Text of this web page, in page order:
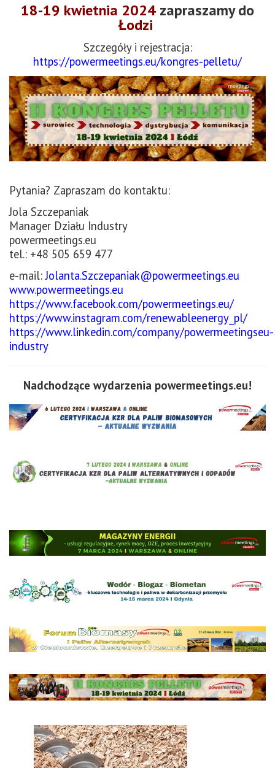
18-19 kwietnia 2024 zapraszamy do
Łodzi
Szczegóły i rejestracja:
https://powermeetings.eu/kongres-pelletu/
Pytania? Zapraszam do kontaktu:
Jola Szczepaniak
Manager Działu Industry
powermeetings.eu
tel.: +48 505 659 477
e-mail:Jolanta.Szczepaniak@powermeetings.eu
www.powermeetings.eu
https://www.facebook.com/powermeetings.eu/
https://www.instagram.com/renewableenergy_pl/
https://www.linkedin.com/company/powermeetingseu-
industry
Nadchodzące wydarzenia powermeetings.eu!